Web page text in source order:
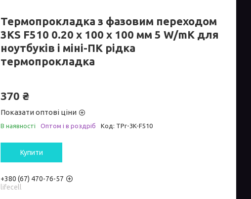
Термопрокладка з фазовим переходом
3KS F510 0.20 x 100 x 100 мм 5 W/mK для
ноутбуків і міні-ПК рідка
термопрокладка
370 ₴
Показати оптові ціни
В наявності Оптом і в роздріб Код: TPr-3K-F510
Купити
+380 (67) 470-76-57
lifecell